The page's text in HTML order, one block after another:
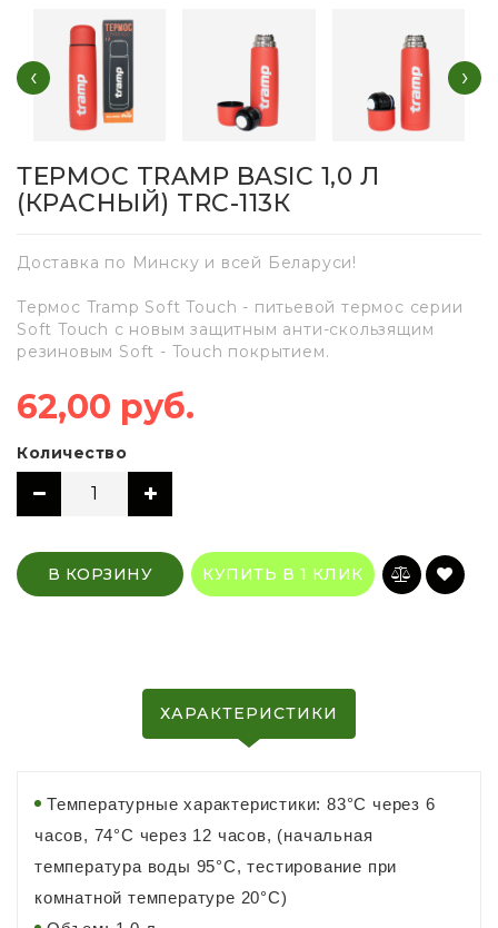
‹ ›
ТЕРМОС TRAMP BASIC 1,0 Л
(КРАСНЫЙ) TRC-113К
Доставка по Минску и всей Беларуси!
Термос Tramp Soft Touch - питьевой термос серии
Soft Touch с новым защитным анти-скользящим
резиновым Soft - Touch покрытием.
62,00 руб.
Количество
В КОРЗИНУ КУПИТЬ В 1 КЛИК
ХАРАКТЕРИСТИКИ
Температурные характеристики: 83°С через 6
часов, 74°С через 12 часов, (начальная
температура воды 95°C, тестирование при
комнатной температуре 20°C)